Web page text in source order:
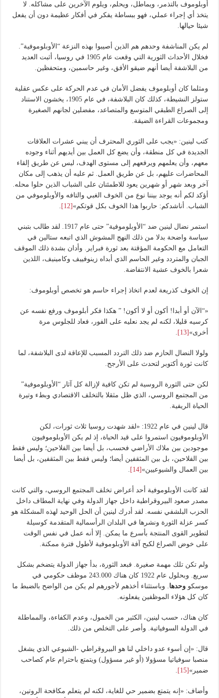
أوبلوموف بالتذمر، ويماطل، ويحلم، ويلوم الآخرين على مشاكله. لا
يتخذ أي إجراء عملي، فهو ببساطة يفكر في أفكار عظيمة دون أن يفعل
شيئا حيالها.
لم يكن المناشفة وحدهم هم الذين أصيبوا بهذه النزعة “الأوبلوموفية”.
فخلال الأحداث الثورية التي وقعت عام 1905 في روسيا، أثبت العديد
من البلاشفة أيضا أنهم ضيقو الأفق، وغير حاسمين، ومتحفظين.
ومثلما كان أوبلوموف يفضل الأمان في عدم الحركة على عكس عقلية
ستولز النشيطة، كذلك كان البلاشفة، في عام 1905، يخشون الاستناد
إلى الصراع الطبقي المتوسع والمتصاعد، مفضلين لجانهم الصغيرة
ومجموعات القراءة الضيقة.
كتب لينين: «يجب على الثوري المحترف أن يبني عشرات العلاقات
الجديدة في كل منطقة، وأن يضع كل العمل بين أيديهم أثناء وجوده
معهم، وأن يعلمهم ويرفعهم إلى مستوى الهدف، ليس عن طريق إلقاء
المحاضرات عليهم، بل عن طريق العمل. ثم عليه أن يذهب إلى مكان
آخر وبعد شهر أو شهرين يعود للاطمئنان على الشباب الذين حلوا محله.
أؤكد لكم أنه يوجد بيننا نوع من الخوف الغبي والتافه والأوبلوموفي من
الشباب. أناشدكم: حاربوا هذا الخوف بكل قوتكم»[12]
استمر نضال لينين ضد “الأوبلوموفية” حتى عام 1917. لقد طالب بتبني
سياسة واضحة بدلا من ذلك النهج المشوش الذي اتبعه ستالين في
التعامل مع الحكومة المؤقتة بعد ثورة فبراير. وأدان بشدة ذلك الموقف
الجبان والمتردد وغير الحاسم الذي أبداه زينوفييف وكامينيف، اللذين
شعرا بالخوف عشية الانتفاضة.
إن الخوف كذريعة لعدم اتخاذ إجراء حاسم هو تخصص أوبلوموف:
«“الآن أو أبدا! أكون أو لا أكون! ” هكذا فكر أبلوموف ورفع نفسه عن
كرسيه قليلا، لكنه لم يجد نعليه على الفور، فعاد للجلوس مرة
أخرى»[13]
ولولا النضال الحازم ضد ذلك التردد المسبب للإعاقة لدى البلاشفة، لما
كانت ثورة أكتوبر لتحدث على الأرجح.
لكن حتى الثورة الروسية لم تكن كافية لإزالة كل آثار “الأوبلوموفية”
من المجتمع الروسي، الذي ظل مثقلا بالتخلف الاقتصادي وبطء وتيرة
الحياة الريفية.
قال لينين في عام 1922: «لقد شهدت روسيا ثلاث ثورات، لكن
الأوبلوموفيون استمروا على قيد الحياة، إذ لم يكن الأوبلوموفيون
موجودين بين ملاك الأراضي فحسب، بل أيضا بين الفلاحين؛ وليس فقط
بين الفلاحين، بل بين المثقفين أيضا؛ وليس فقط بين المثقفين، بل أيضا
بين العمال والشيوعيين»[14]
لقد كانت الأوبلوموفية أحد أعراض تخلف المجتمع الروسي، والتي كانت
مصدر صعود البيروقراطية داخل جهاز الدولة وفي نهاية المطاف داخل
الحزب البلشفي نفسه. لقد أدرك لينين أن الحل الوحيد لهذه المشكلة هو
كسر عزلة الثورة ونشرها في البلدان الرأسمالية المتقدمة كوسيلة
لتطوير القوى المنتجة بأسرع ما يمكن. إلا أنه عمل في نفس الوقت
على خوض الصراع لكبح آفة الأوبلوموفية لأطول فترة ممكنة.
ولم تكن تلك مهمة صغيرة. فبعد الثورة، بدأ جهاز الدولة يتضخم بشكل
سريع. وبحلول عام 1922 كان هناك 243.000 موظف حكومي في
موسكووحدها . وباستثناء أخذهم لأجورهم لم يكن من الواضح بالضبط ما
كان كل هؤلاء الموظفين يفعلونه.
كان هناك، حسب لينين، الكثير من الخمول، وعدم الكفاءة، والمماطلة
في الدولة السوفياتية. وأصر على التخلص من ذلك.
قال: «إن أسوء عدو داخلي لنا هو البيروقراطي -الشيوعي الذي يشغل
منصبا سوفياتيا مسؤولا (أو غير مسؤول) ويتمتع باحترام عام كصاحب
ضمير»[15]
وأضاف: «إنه يتمتع بضمير حي للغاية، لكنه لم يتعلم مكافحة الروتين،